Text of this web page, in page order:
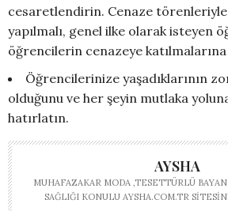
cesaretlendirin. Cenaze
yapılmalı, genel ilke olarak isteyen
öğrencilerin cenazeye
Öğrencilerinize yaşadıklarının
olduğunu ve her şeyin mutlaka
hatırlatın.
AYSHA
MUHAFAZAKAR MODA ,TESETTÜRLÜ
SAĞLIĞI KONULU AYSHA.COM.TR